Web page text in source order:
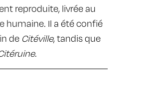
reproduite, livrée au
humaine. Il a été confié
de Citéville, tandis que
.